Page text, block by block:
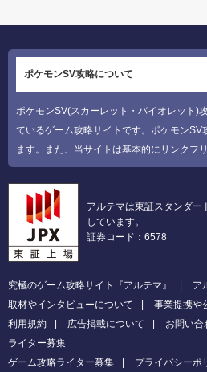
ポケモンSV攻略について
ポケモンSV(スカーレット・バイオレット)
ているゲーム攻略サイトです。ポケモン
ます。また、当サイトは基本的にリンクフリ
アルテマは東証スタンダー
しています。
証券コード：6578
究極のゲーム攻略サイト『アルテマ』
ア
取材やインタビューについて
事業提携や
利用規約
広告掲載について お問い合
ライター募集
ゲーム攻略ライター募集
プライバシーポ